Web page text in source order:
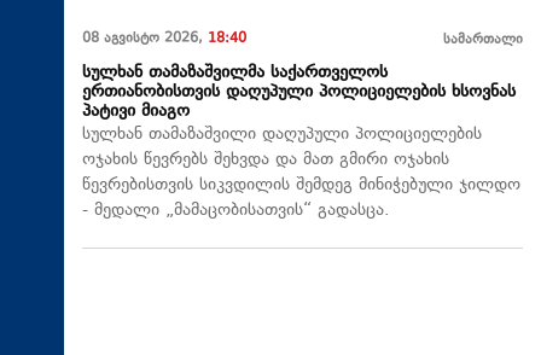
08 აგვისტო 2026, 18:40 სამართალი
სულხან თამაზაშვილმა საქართველოს
ერთიანობისთვის დაღუპული პოლიციელების ხსოვნას
პატივი მიაგო
სულხან თამაზაშვილი დაღუპული პოლიციელების
ოჯახის წევრებს შეხვდა და მათ გმირი ოჯახის
წევრებისთვის სიკვდილის შემდეგ მინიჭებული ჯილდო
- მედალი „მამაცობისათვის“ გადასცა.